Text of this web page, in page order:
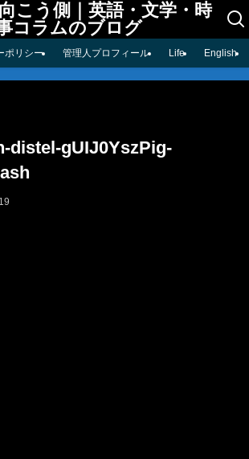
こう側｜英語・文学・時
コラムのブログ
ポリシー 管理人プロフィール Life English
distel-gUIJ0YszPig-